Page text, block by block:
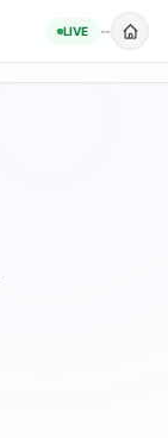
LIVE --